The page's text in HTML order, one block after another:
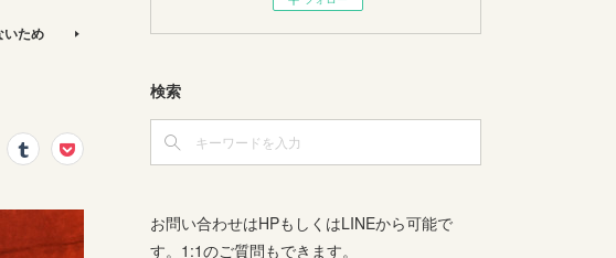
いため
検索
お問い合わせはHPもしくはLINEから可能で
す。1:1のご質問もできます。